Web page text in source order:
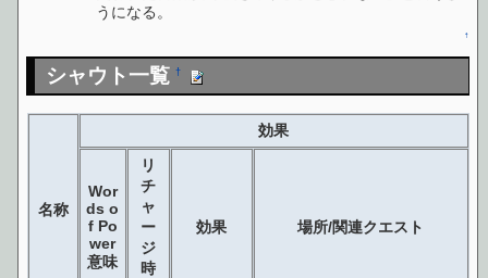
うになる。
↑
シャウト一覧†
名称
効果
Wor
ds o
f Po
wer
意味
リ
チ
ャ
ー
ジ
時
効果 場所/関連クエスト